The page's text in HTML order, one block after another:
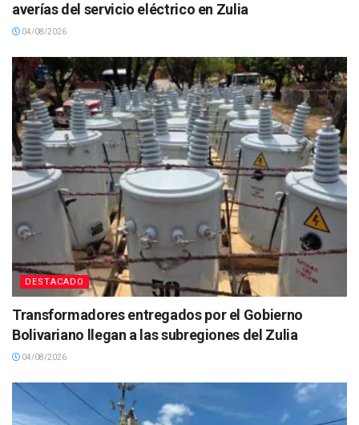
averías del servicio eléctrico en Zulia
04/08/2026
DESTACADO
Transformadores entregados por el Gobierno
Bolivariano llegan a las subregiones del Zulia
04/08/2026